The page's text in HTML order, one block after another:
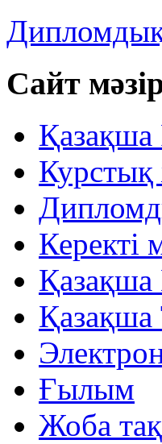
Сайт
Қазақша
Керекті
Қазақша
Қазақша
Ғылым
Жоба